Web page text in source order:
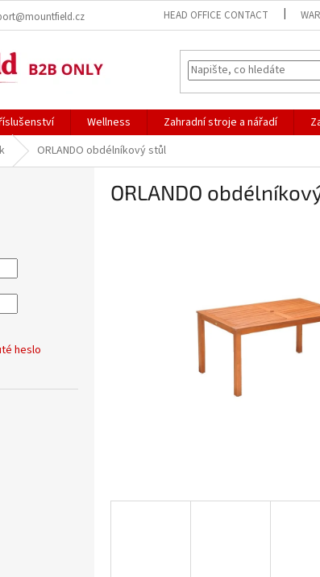
HEAD OFFICE CONTACT
Wellness Zahradní stroje a nářadí
ORLANDO obdélníkový stůl
heslo
ORLANDO